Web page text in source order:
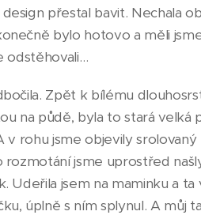
přestal bavit. Nechala
bylo hotovo a měli
odstěhovali…
Zpět k bílému
na půdě, byla to stará velká
v rohu jsme objevily
rozmotání jsme uprostřed
Udeřila jsem na maminku a
úplně s ním splynul. A můj